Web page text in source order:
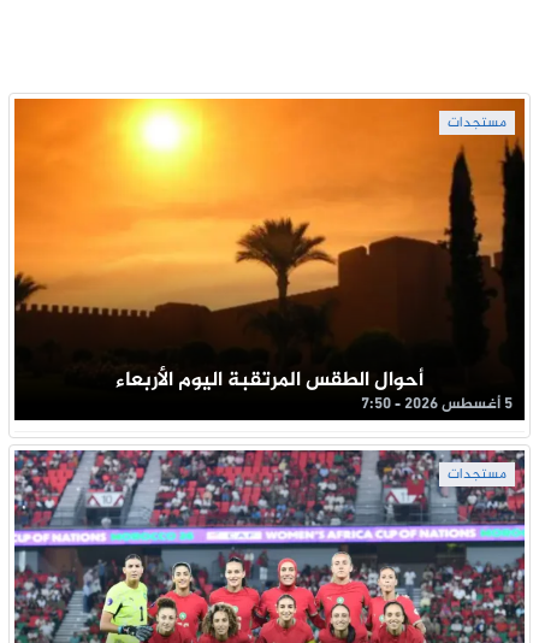
مستجدات
أحوال الطقس المرتقبة اليوم الأربعاء
5 أغسطس 2026 - 7:50
مستجدات